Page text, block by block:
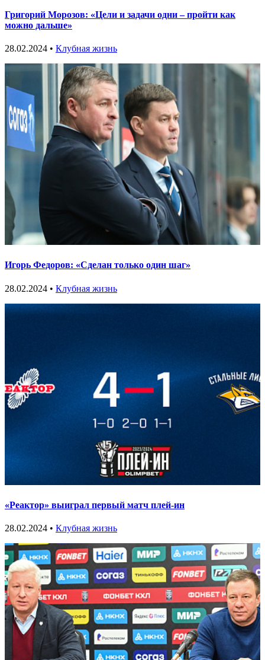
Григорий Морозов: «Цели и задачи одни – пройти как
можно дальше»
28.02.2024 • Клубная жизнь
Игорь Федоров: «Сделан только один шаг»
28.02.2024 • Клубная жизнь
«Реактор» выиграл первый матч плей-ин
28.02.2024 • Клубная жизнь